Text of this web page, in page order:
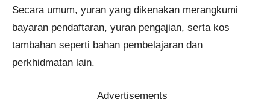
Secara umum, yuran yang dikenakan merangkumi
bayaran pendaftaran, yuran pengajian, serta kos
tambahan seperti bahan pembelajaran dan
perkhidmatan lain.
Advertisements